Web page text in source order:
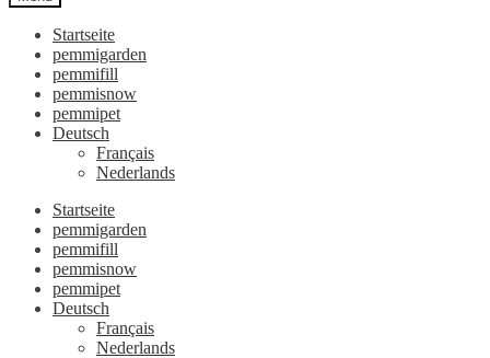
Startseite
pemmigarden
pemmifill
pemmisnow
pemmipet
Deutsch
Français
Nederlands
Startseite
pemmigarden
pemmifill
pemmisnow
pemmipet
Deutsch
Français
Nederlands